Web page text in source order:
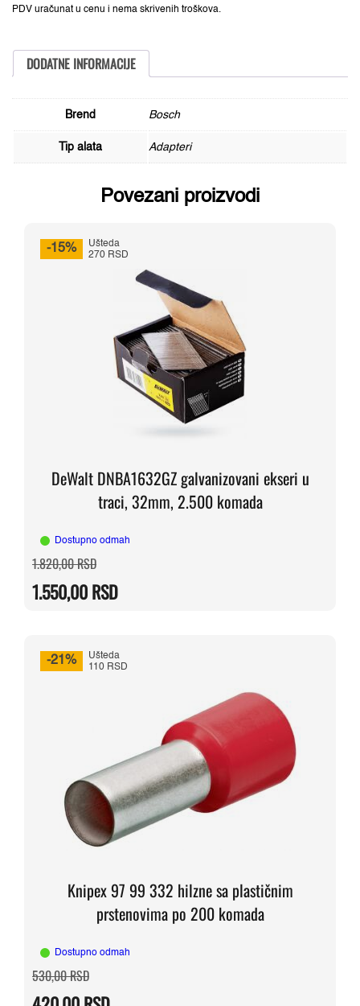
PDV uračunat u cenu i nema skrivenih troškova.
2608594266
DODATNE INFORMACIJE
Brend Bosch
Tip alata Adapteri
Povezani proizvodi
-15%
Ušteda
270 RSD
DeWalt DNBA1632GZ galvanizovani ekseri u
traci, 32mm, 2.500 komada
Dostupno odmah
1.820,00RSDOriginalna
cena
bila:
1.820,00 RSD.
1.550,00RSD
Trenutna
cena
1.550,00 RSD.
-21%
Ušteda
110 RSD
Knipex 97 99 332 hilzne sa plastičnim
prstenovima po 200 komada
Dostupno odmah
530,00RSDOriginalna
cena
Trenutna
cena